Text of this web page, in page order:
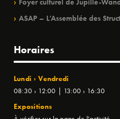
Foyer culturel de Jupille-
ASAP – L’Assemblée des
Horaires
Lundi › Vendredi
08:30 › 12:00 | 13:00 › 16:30
Expositions